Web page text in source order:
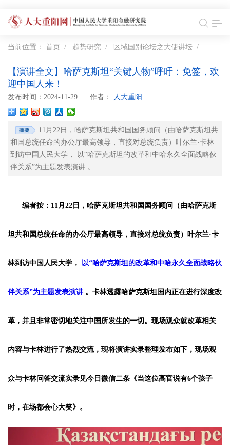
当前位置： 首页 / 趋势研究 / 区域国别论坛之大使讲坛 /
【演讲全文】哈萨克斯坦“关键人物”呼吁：免签，欢
迎中国人来！
发布时间：2024-11-29 作者： 人大重阳
11月22日，哈萨克斯坦共和国国务顾问（由哈萨克斯坦共
和国总统任命的办公厅最高领导，直接对总统负责）叶尔兰·卡林
到访中国人民大学， 以“哈萨克斯坦的改革和中哈永久全面战略伙
伴关系”为主题发表演讲 。
编者按：11月22日，哈萨克斯坦共和国国务顾问（由哈萨克斯
坦共和国总统任命的办公厅最高领导，直接对总统负责）叶尔兰·卡
林到访中国人民大学， 以“哈萨克斯坦的改革和中哈永久全面战略伙
伴关系”为主题发表演讲 。卡林透露哈萨克斯坦国内正在进行深度改
革，并且非常密切地关注中国所发生的一切。现场观众就改革相关
内容与卡林进行了热烈交流，现将演讲实录整理发布如下，现场观
众与卡林问答交流实录见今日微信二条《当这位高官说有6个孩子
时，在场都会心大笑》。